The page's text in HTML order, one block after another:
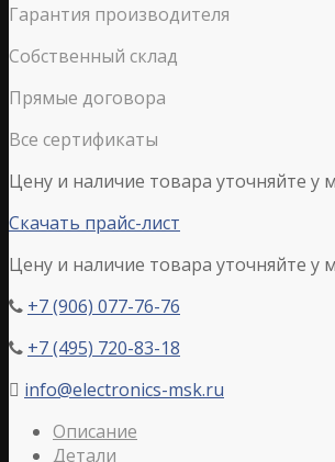
Гарантия производителя
Собственный склад
Прямые договора
Все сертификаты
Цену и наличие товара уточняйте у
Скачать прайс-лист
Цену и наличие товара уточняйте у
 +7 (906) 077-76-76
 +7 (495) 720-83-18
 info@electronics-msk.ru
Описание
Детали